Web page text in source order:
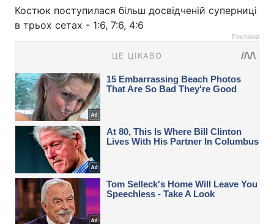
Костюк поступилася більш досвідченій суперниці
в трьох сетах - 1:6, 7:6, 4:6
Реклама